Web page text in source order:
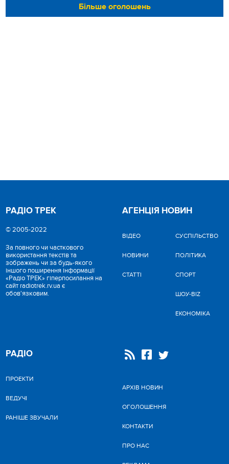
Більше оголошень
РАДІО ТРЕК
© 2005-2022
За повного чи часткового
використання текстів та
зображень чи за будь-якого
іншого поширення інформації
«Радіо ТРЕК» гіперпосилання на
сайт radiotrek.rv.ua є
обов'язковим.
АГЕНЦІЯ НОВИН
ВІДЕО
НОВИНИ
СТАТТІ
CУСПІЛЬСТВО
ПОЛІТИКА
СПОРТ
ШОУ-BIZ
ЕКОНОМІКА
РАДІО
ПРОЕКТИ
ВЕДУЧІ
РАНІШЕ ЗВУЧАЛИ
АРХІВ НОВИН
ОГОЛОШЕННЯ
КОНТАКТИ
ПРО НАС